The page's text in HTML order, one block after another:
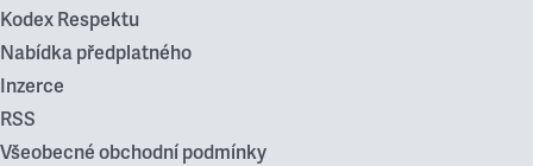
Kodex Respektu
Nabídka předplatného
Inzerce
RSS
Všeobecné obchodní podmínky